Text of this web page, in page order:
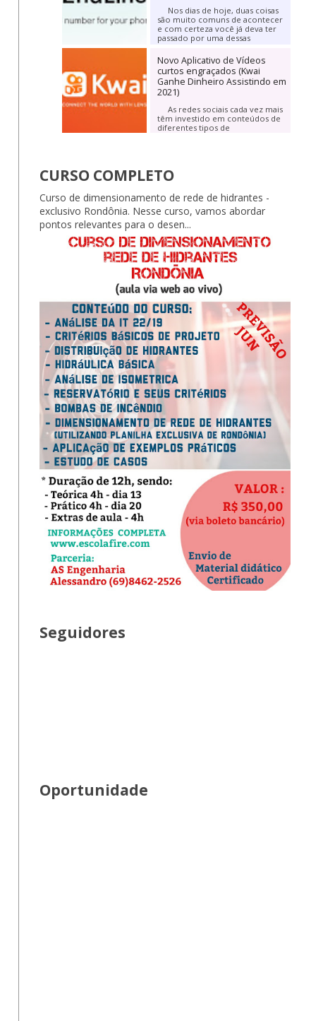
Nos dias de hoje, duas coisas
são muito comuns de acontecer
e com certeza você já deva ter
passado por uma dessas
informações. A...
Novo Aplicativo de Vídeos
curtos engraçados (Kwai
Ganhe Dinheiro Assistindo em
2021)
As redes sociais cada vez mais
têm investido em conteúdos de
diferentes tipos de
entretenimento. Praticamente
CURSO COMPLETO
Curso de dimensionamento de rede de hidrantes -
exclusivo Rondônia. Nesse curso, vamos abordar
pontos relevantes para o desen...
Seguidores
Oportunidade